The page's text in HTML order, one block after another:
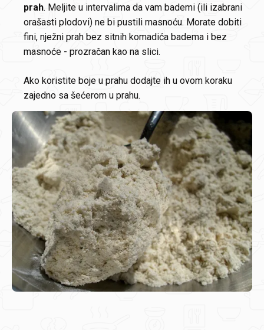
prah. Meljite u intervalima da vam bademi (ili izabrani
orašasti plodovi) ne bi pustili masnoću. Morate dobiti
fini, nježni prah bez sitnih komadića badema i bez
masnoće - prozračan kao na slici.
Ako koristite boje u prahu dodajte ih u ovom koraku
zajedno sa šećerom u prahu.